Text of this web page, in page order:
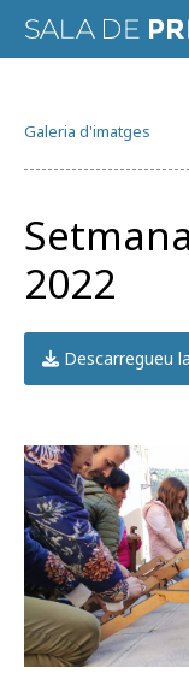
GALERIA
GUIA
AGENDA URV
Subscriu-te
Galeria d'imatges
2022
Descarregueu